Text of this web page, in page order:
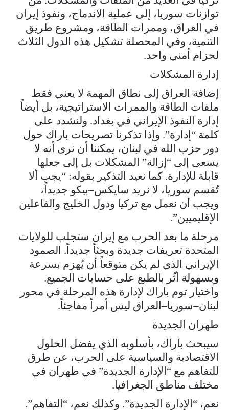
توازنات سوريا، إلى عملية الاندماج، ونفوذ إيران
في العراق، وممرات الطاقة، ومشروع طريق
التنمية، وفي المحصلة تشكيل هذه الدول الثلاث
لحزام أمني واحد.
إدارة المشكلات
إضافة العراق إلى نطاق المهمة لا يعني فقط
ملفات الطاقة والممرات الاستراتيجية، بل أيضاً
إدارة النفوذ الإيراني في بغداد. ولنشدد على
كلمة “إدارة”. وإذا تذكرنا تصريحات باراك حول
دور حزب الله في لبنان، يمكننا أن نرى أنه لا
يسعى إلى “إزالة” المشكلات بل إلى جعلها
قابلة للإدارة. كما نعيد التذكير بقوله: “يجب ألا
تُقسم سوريا، لا نريد سايكس–بيكو جديداً،
ويجب أن نعمل مع تركيا ودول الخليج والفاعلين
الإقليميين”.
مرحلة ما بعد الحرب مع إيران ستجلب للولايات
المتحدة تعريفات جديدة وبحثاً جديداً. الصمود
الإيراني الذي لم يكن متوقعاً أن يُهزم بسرعة
وبسهولة أثّر بالطبع على حسابات الجميع.
واختيار توم باراك لإدارة هذه المرحلة في محور
لبنان–سوريا–العراق ليس أمراً مفاجئاً.
طهران الجديدة
سيبحث باراك، بأسلوبه الذي يفضل الحلول
الاقتصادية والسياسية على الحرب، عن طرق
للتفاهم مع “الإدارة الجديدة” في طهران في
مختلف مناطق الجغرافيا.
نعم، “الإدارة الجديدة”. وكذلك نعم، “التفاهم”.